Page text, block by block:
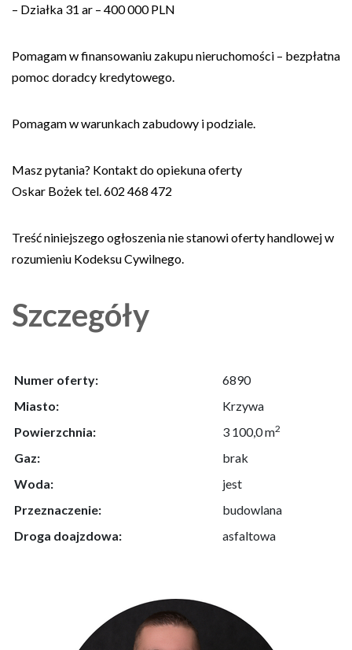
– Działka 31 ar – 400 000 PLN
Pomagam w finansowaniu zakupu nieruchomości – bezpłatna
pomoc doradcy kredytowego.
Pomagam w warunkach zabudowy i podziale.
Masz pytania? Kontakt do opiekuna oferty
Oskar Bożek tel. 602 468 472
Treść niniejszego ogłoszenia nie stanowi oferty handlowej w
rozumieniu Kodeksu Cywilnego.
Szczegóły
Numer oferty:
6890
Miasto:
Krzywa
Powierzchnia:
3 100,0 m2
Gaz:
brak
Woda:
jest
Przeznaczenie:
budowlana
Droga doajzdowa:
asfaltowa